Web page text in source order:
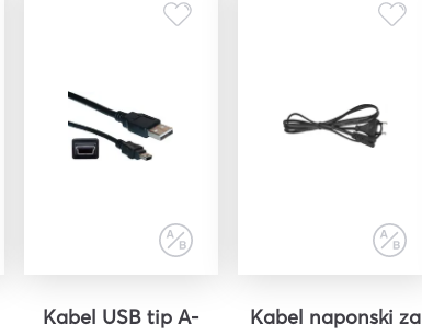
Kabel USB tip A-
Kabel naponski za